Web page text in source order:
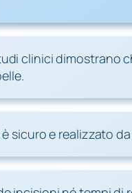
clinici dimostrano
sicuro e realizzato